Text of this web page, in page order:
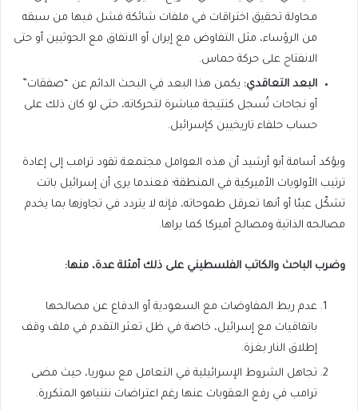
محاولة تحقيق اختراقات في ملفات شائكة فشل فيها من سبقه
من الرؤساء، مثل التفاوض مع إيران أو الاتفاق مع الحوثيين أو حتى
الانفتاح على حركة حماس.
البعد التعاقدي: يكمن هذا البعد في البحث الدائم عن “صفقات”
أو نجاحات تُسجل كنتيجة مباشرة لتحركاته، حتى لو كان ذلك على
حساب حلفاء تاريخيين كإسرائيل.
ويؤكد أسامة أبو أرشيد أن هذه العوامل مجتمعة تقود ترامب إلى إعادة
ترتيب الأولويات الأميركية في المنطقة؛ فعندما يرى أن إسرائيل باتت
تشكّل عبئا أو أنها تعرقل طموحاته، فإنه لا يتردد في تجاوزها بما يخدم
مصالحه الذاتية ومصالح أميركا كما يراها.
وضرب الباحث والكاتب الفلسطيني على ذلك أمثلة عدة، منها:
عدم ربط المفاوضات مع السعودية أو الدفاع عن مصالحها
باتفاقيات مع إسرائيل، خاصة في ظل تعثر التقدم في ملف وقف
إطلاق النار بغزة.
تجاهل الشروط الإسرائيلية في التعامل مع سوريا، حيث مضى
ترامب في رفع العقوبات عنها رغم اعتراضات نتنياهو المتكررة.